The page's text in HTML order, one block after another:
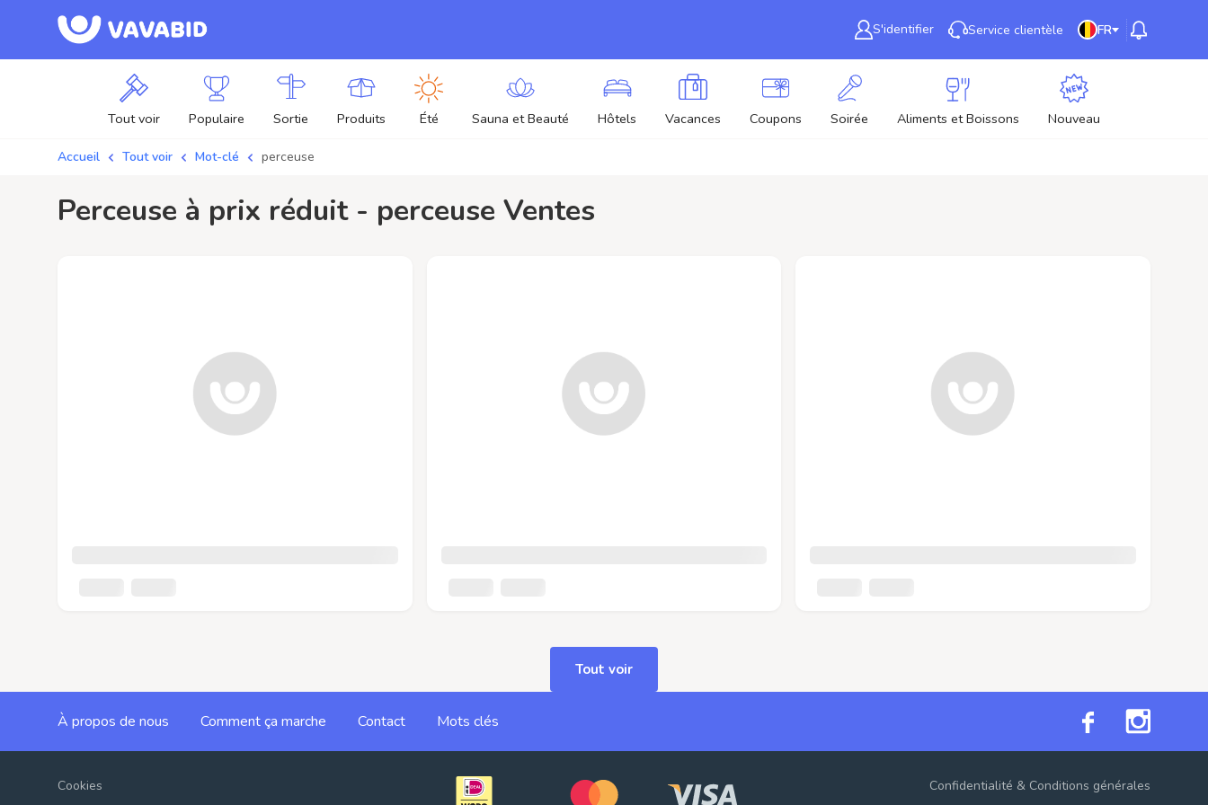
S'identifier Service clientèle FR
Tout voir Populaire Sortie Produits Été Sauna et Beauté Hôtels Vacances Coupons Soirée Aliments et Boissons Nouveau
Accueil Tout voir Mot-clé perceuse
perceuse à prix réduit - perceuse Ventes
Tout voir
À propos de nous Comment ça marche Contact Mots clés
Cookies Confidentialité & Conditions générales